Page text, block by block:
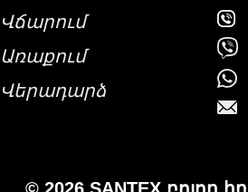
Վճարում
Առաքում
Վերադարձ